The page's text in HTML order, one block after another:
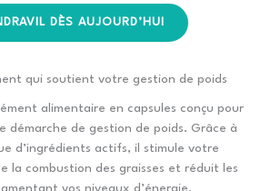
DÈS AUJOURD’HUI
qui soutient votre gestion de poids
alimentaire en capsules conçu pour
démarche de gestion de poids. Grâce à
d’ingrédients actifs, il stimule votre
la combustion des graisses et réduit les